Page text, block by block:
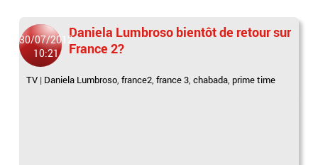
30/07/2012
10:21
Daniela Lumbroso bientôt de retour sur
France 2?
TV | Daniela Lumbroso,france2,france 3,chabada, prime time